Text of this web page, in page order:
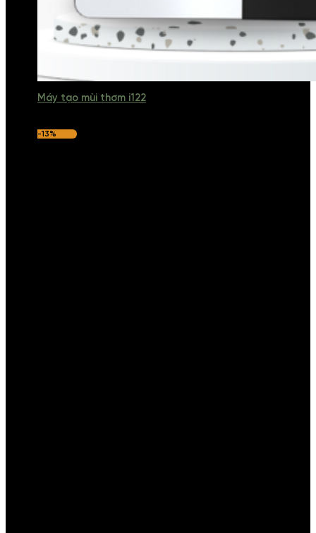
Máy tạo mùi thơm i122
-13%